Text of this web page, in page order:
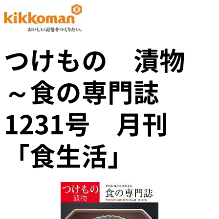
つけもの 漬物
～食の専門誌
1231号 月刊
「食生活」